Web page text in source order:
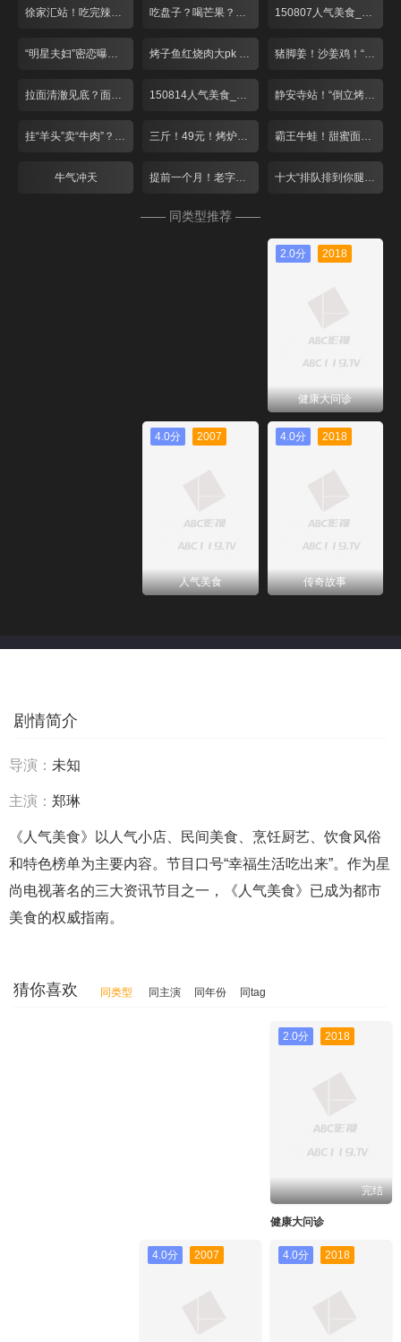
徐家汇站！吃完辣的 来点冰的 吃盘子？喝芒果？夏日里的小清新！ 150807人气美食_001
“明星夫妇”密恋曝光？绝妙搭配酸爽一夏！ 烤子鱼红烧肉大pk 爆笑游戏赢免单！ 猪脚姜！沙姜鸡！“空调病”驱寒气
拉面清澈见底？面包比头大？ 150814人气美食_001 静安寺站！“倒立烤鱼”遇上猫咪蛋糕
挂“羊头”卖“牛肉”？双层火锅大对决！ 三斤！49元！烤炉“蹦”出大牛蛙 霸王牛蛙！甜蜜面包！这个七夕去张江！
牛气冲天 提前一个月！老字号月饼排队忙 十大“排队排到你腿软”餐厅
—— 同类型推荐 ——
2.0分 2018
健康大问诊
4.0分 2007
人气美食
4.0分 2018
传奇故事
剧情简介
导演： 未知
主演： 郑琳
《人气美食》以人气小店、民间美食、烹饪厨艺、饮食风俗
和特色榜单为主要内容。节目口号“幸福生活吃出来”。作为星
尚电视著名的三大资讯节目之一，《人气美食》已成为都市
美食的权威指南。
猜你喜欢 同类型 同主演 同年份 同tag
2.0分 2018
完结
健康大问诊
4.0分 2007 4.0分 2018